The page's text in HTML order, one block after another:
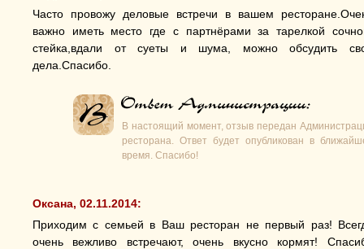
Часто провожу деловые встречи в вашем
важно иметь место где с партнёрами за тарелкой
стейка,вдали от суеты и шума, можно обсудить
дела.Спасибо.
В настоящий момент, отзыв передан
ресторана. Ответ будет опубликован в
время. Спасибо!
Оксана, 02.11.2014:
Приходим с семьей в Ваш ресторан не первый раз!
очень вежливо встречают, очень вкусно кормят!